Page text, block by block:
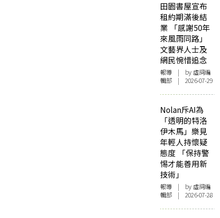
田園書屋宣布
租約期滿後結
業 「感謝50年
來風雨同路」
文藝界人士及
網民惋惜追念
報導 | by 虛詞編
輯部 | 2026-07-29
Nolan斥AI為
「透明的特洛
伊木馬」樂見
年輕人持懷疑
態度 「保持警
惕才能善用新
技術」
報導 | by 虛詞編
輯部 | 2026-07-28